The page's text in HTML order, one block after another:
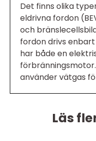
Det finns olika
eldrivna fordon
och
fordon drivs
har både en
använder vätgas
Läs